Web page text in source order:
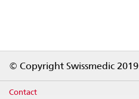
© Copyright Swissmedic 2019
Contact